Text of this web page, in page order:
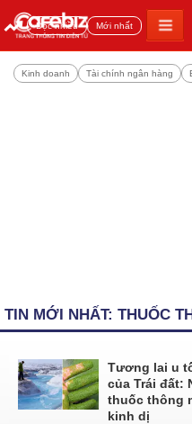
Đọc nhiều Mới nhất
Kinh doanh Tài chính ngân hàng
TIN MỚI NHẤT: THUỐC
Tương lai u
của Trái đất:
thuốc thông
kinh dị